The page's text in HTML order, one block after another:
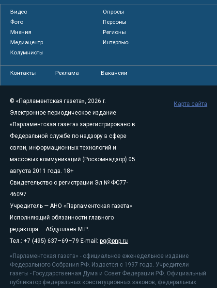
Видео
Опросы
Фото
Персоны
Мнения
Регионы
Медиацентр
Интервью
Колумнисты
Контакты Реклама Вакансии
© «Парламентская газета», 2026 г.
Электронное периодическое издание
«Парламентская газета» зарегистрировано в
Федеральной службе по надзору в сфере
связи, информационных технологий и
массовых коммуникаций (Роскомнадзор) 05
августа 2011 года. 18+
Свидетельство о регистрации Эл № ФС77-
46097
Учредитель — АНО «Парламентская газета»
Исполняющий обязанности главного
редактора — Абдуллаев М.Р.
Тел.: +7 (495) 637–69–79 E-mail: pg@pnp.ru
«Парламентская газета» - официальное еженедельное издание
Федерального Собрания РФ. Издается с 1997 года. Учредители
газеты - Государственная Дума и Совет Федерации РФ. Официальный
публикатор федеральных конституционных законов, федеральных
Карта сайта